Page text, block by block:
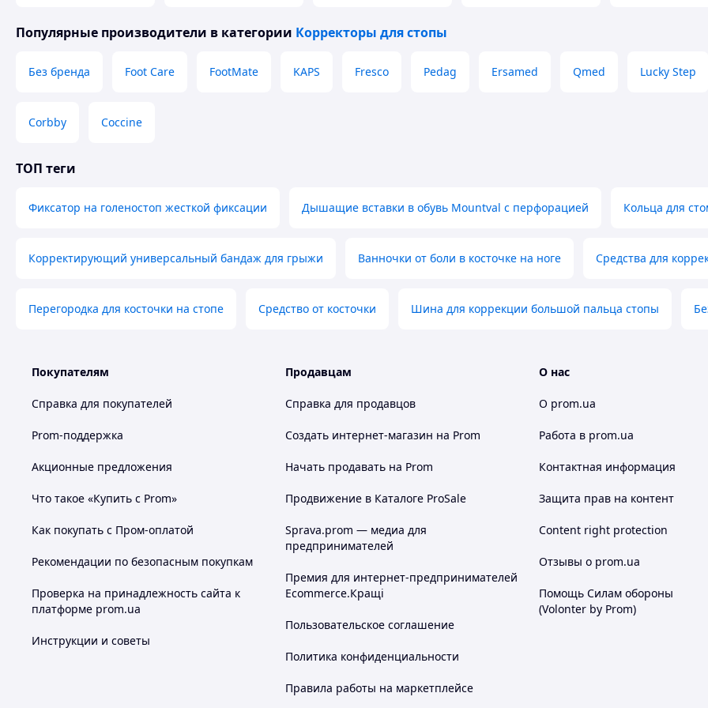
спортсменов.
3. Избыточный вес:
Избыточный вес создает дополнительное давление на суставы, в том числе пятки. Подпятник помогает
снизить это давление, обеспечивая комфортное хождение без перегрузки пяточной зоны.
давление на пятки и обеспечить комфорт в течение всего рабочего дня.
Популярные производители в категории Корректоры для стопы
Без бренда Foot Care FootMate KAPS Fresco Pedag Ersamed Qmed Lucky Step
Corbby Coccine
ТОП теги
Фиксатор на голеностоп жесткой фиксации Дышащие вставки в обувь Mountval с перфорацией Кольца для
Корректирующий универсальный бандаж для грыжи Ванночки от боли в косточке на ноге Средства для
Перегородка для косточки на стопе Средство от косточки Шина для коррекции большой пальца стопы
Покупателям
Справка для покупателей
Prom-поддержка
Акционные предложения
Что такое «Купить с Prom»
Как покупать с Пром-оплатой
Рекомендации по безопасным покупкам
Проверка на принадлежность сайта к
платформе prom.ua
Инструкции и советы
Продавцам
Справка для продавцов
Создать интернет-магазин на Prom
Начать продавать на Prom
Продвижение в Каталоге ProSale
Sprava.prom — медиа для
предпринимателей
Премия для интернет-предпринимателей
Ecommerce.Кращі
Пользовательское соглашение
Политика конфиденциальности
Правила работы на маркетплейсе
О нас
О prom.ua
Работа в prom.ua
Контактная информация
Защита прав на контент
Content right protection
Отзывы о prom.ua
Помощь Силам обороны
(Volonter by Prom)